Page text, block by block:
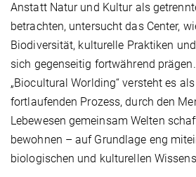
Anstatt Natur und Kultur als
betrachten, untersucht das Center,
Biodiversität, kulturelle Praktiken
sich gegenseitig fortwährend
„Biocultural Worlding“ versteht es
fortlaufenden Prozess, durch den
Lebewesen gemeinsam Welten
bewohnen – auf Grundlage eng
biologischen und kulturellen